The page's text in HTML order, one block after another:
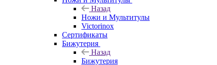
Назад
Ножи и Мультитулы
Victorinox
Сертификаты
Бижутерия
Назад
Бижутерия